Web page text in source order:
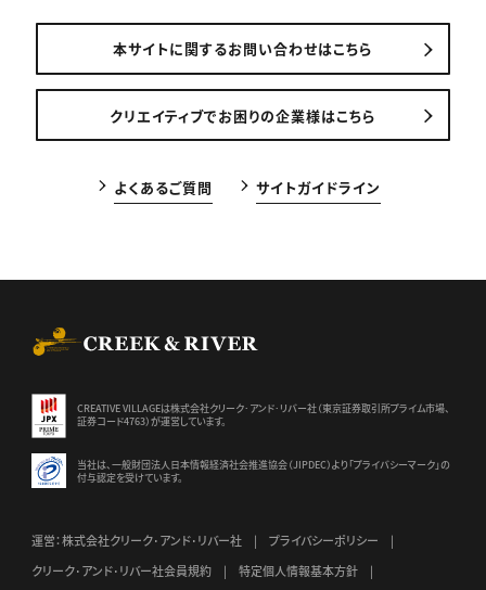
本サイトに関するお問い合わせはこちら
クリエイティブでお困りの企業様はこちら
よくあるご質問 サイトガイドライン
CREATIVE VILLAGEは株式会社クリーク･アンド･リバー社（東京証券取引所プライム市場、
証券コード4763）が運営しています。
当社は、一般財団法人日本情報経済社会推進協会（JIPDEC）より 「プライバシーマーク」の
付与認定を受けています。
運営：株式会社クリーク･アンド･リバー社
プライバシーポリシー
クリーク･アンド･リバー社会員規約
特定個人情報基本方針